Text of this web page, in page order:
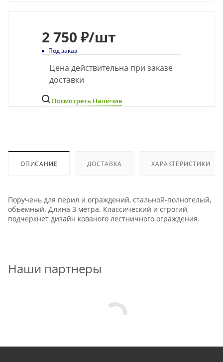
2 750 ₽/шт
Под заказ
Цена действительна при заказе
доставки
Посмотреть Наличие
ОПИСАНИЕ ДОСТАВКА ХАРАКТЕРИСТИКИ
Поручень для перил и ограждений, стальной-полнотелый,
объемный. Длина 3 метра. Классический и строгий,
подчеркнет дизайн кованого лестничного ограждения.
Наши партнеры